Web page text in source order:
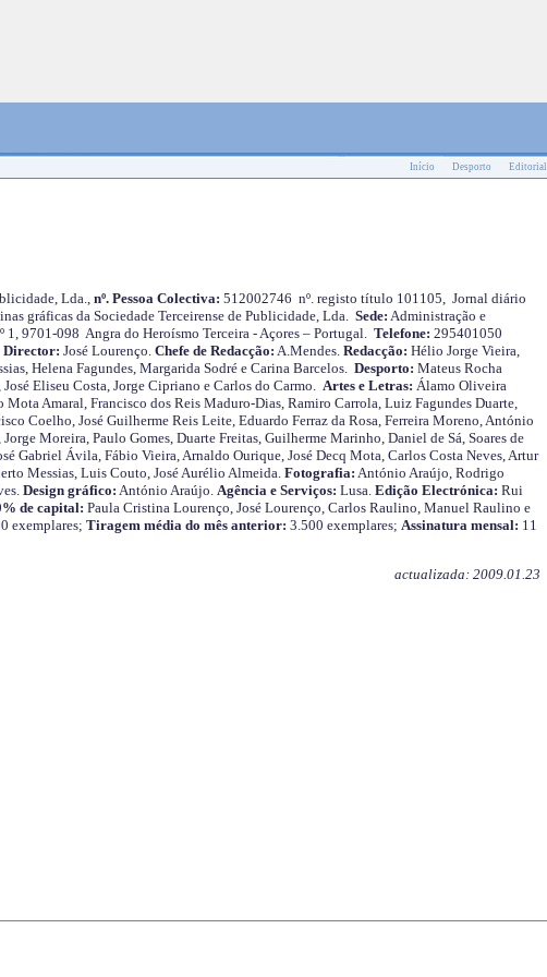
Início Desporto Editorial
Lda.,nº. Pessoa Colectiva: 512002746 nº. registo título 101105, Jornal diário
gráficas da Sociedade Terceirense de Publicidade, Lda. Sede: Administração e
1, 9701-098 Angra do Heroísmo Terceira - Açores – Portugal. Telefone: 295401050
Director: José Lourenço. Chefe de Redacção: A.Mendes. Redacção: Hélio Jorge Vieira,
Helena Fagundes, Margarida Sodré e Carina Barcelos. Desporto: Mateus Rocha
Eliseu Costa, Jorge Cipriano e Carlos do Carmo. Artes e Letras: Álamo Oliveira
Mota Amaral, Francisco dos Reis Maduro-Dias, Ramiro Carrola, Luiz Fagundes Duarte,
Coelho, José Guilherme Reis Leite, Eduardo Ferraz da Rosa, Ferreira Moreno, António
Moreira, Paulo Gomes, Duarte Freitas, Guilherme Marinho, Daniel de Sá, Soares de
Gabriel Ávila, Fábio Vieira, Arnaldo Ourique, José Decq Mota, Carlos Costa Neves, Artur
Messias, Luis Couto, José Aurélio Almeida. Fotografia: António Araújo, Rodrigo
Design gráfico: António Araújo. Agência e Serviços: Lusa. Edição Electrónica: Rui
de capital: Paula Cristina Lourenço, José Lourenço, Carlos Raulino, Manuel Raulino e
exemplares; Tiragem média do mês anterior: 3.500 exemplares; Assinatura mensal: 11
actualizada: 2009.01.23